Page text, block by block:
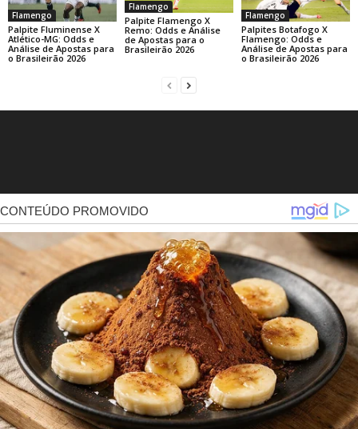
Flamengo
Palpite Fluminense X
Atlético-MG: Odds e
Análise de Apostas para
o Brasileirão 2026
Flamengo
Palpite Flamengo X
Remo: Odds e Análise
de Apostas para o
Brasileirão 2026
Flamengo
Palpites Botafogo X
Flamengo: Odds e
Análise de Apostas para
o Brasileirão 2026